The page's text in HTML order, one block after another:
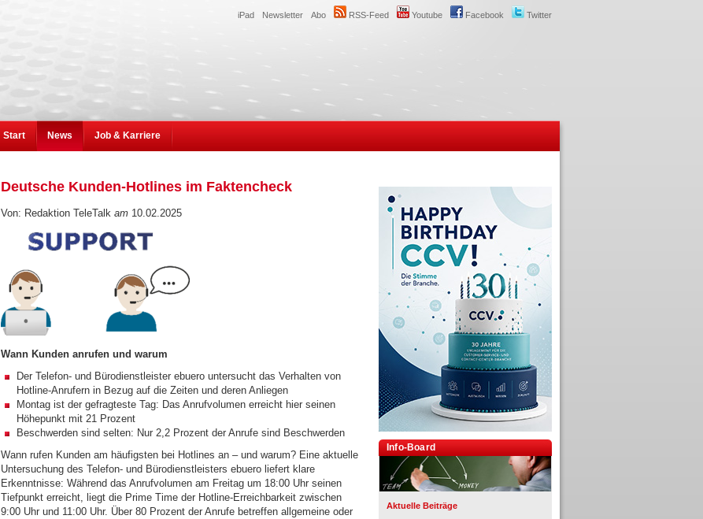
Twitter
Facebook
Youtube
RSS-Feed
Abo
Newsletter
iPad
Start News Job & Karriere
Deutsche Kunden-Hotlines im Faktencheck
Von: Redaktion TeleTalk am 10.02.2025
Wann Kunden anrufen und warum
Der Telefon- und Bürodienstleister ebuero untersucht das Verhalten von
Hotline-Anrufern in Bezug auf die Zeiten und deren Anliegen
Montag ist der gefragteste Tag: Das Anrufvolumen erreicht hier seinen
Höhepunkt mit 21 Prozent
Beschwerden sind selten: Nur 2,2 Prozent der Anrufe sind Beschwerden
Wann rufen Kunden am häufigsten bei Hotlines an – und warum? Eine aktuelle
Untersuchung des Telefon- und Bürodienstleisters ebuero liefert klare
Erkenntnisse: Während das Anrufvolumen am Freitag um 18:00 Uhr seinen
Tiefpunkt erreicht, liegt die Prime Time der Hotline-Erreichbarkeit zwischen
9:00 Uhr und 11:00 Uhr. Über 80 Prozent der Anrufe betreffen allgemeine oder
Info-Board
Aktuelle Beiträge